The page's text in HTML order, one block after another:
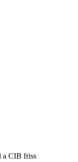
a CIB friss